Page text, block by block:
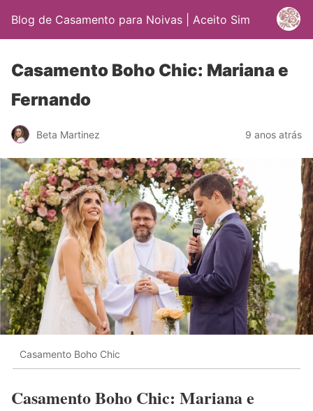
Blog de Casamento para Noivas | Aceito Sim
Casamento Boho Chic: Mariana e
Fernando
Beta Martinez 9 anos atrás
Casamento Boho Chic
Casamento Boho Chic: Mariana e